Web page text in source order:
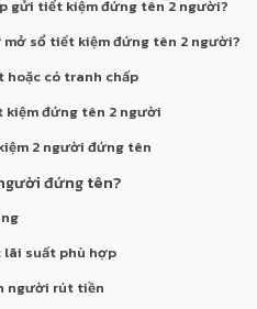
gửi tiết kiệm đứng tên 2 người?
sổ tiết kiệm đứng tên 2 người?
hoặc có tranh chấp
đứng tên 2 người
2 người đứng tên
đứng tên?
lãi suất phù hợp
người rút tiền